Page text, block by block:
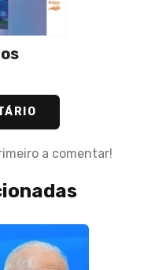
a comentar!